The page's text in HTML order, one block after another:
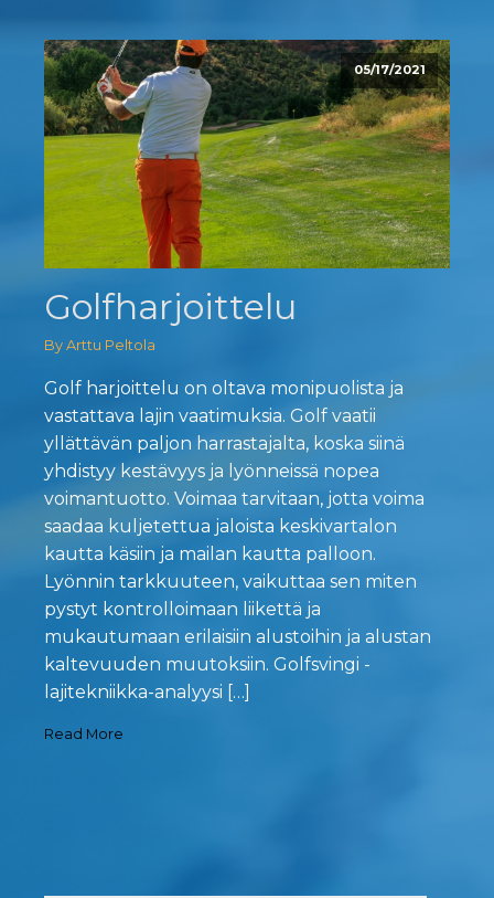
05/17/2021
Golfharjoittelu
By Arttu Peltola
Golf harjoittelu on oltava monipuolista ja
vastattava lajin vaatimuksia. Golf vaatii
yllättävän paljon harrastajalta, koska siinä
yhdistyy kestävyys ja lyönneissä nopea
voimantuotto. Voimaa tarvitaan, jotta voima
saadaa kuljetettua jaloista keskivartalon
kautta käsiin ja mailan kautta palloon.
Lyönnin tarkkuuteen, vaikuttaa sen miten
pystyt kontrolloimaan liikettä ja
mukautumaan erilaisiin alustoihin ja alustan
kaltevuuden muutoksiin. Golfsvingi -
lajitekniikka-analyysi […]
Read More